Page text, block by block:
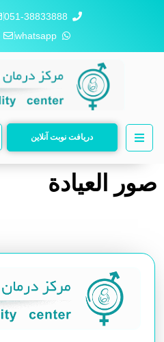
051-38833888
whatsapp
دریافت نوبت آنلاین
صور العيادة